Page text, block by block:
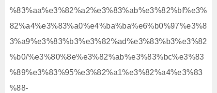
%83%aa%e3%82%a2%e3%83%ab%e3%82%bf%e3%
82%a4%e3%83%a0%e4%ba%ba%e6%b0%97%e3%8
3%a9%e3%83%b3%e3%82%ad%e3%83%b3%e3%82
%b0/%e3%80%8e%e3%82%ab%e3%83%bc%e3%83
%89%e3%83%95%e3%82%a1%e3%82%a4%e3%83
%88-